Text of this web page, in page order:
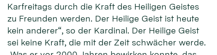
Karfreitags durch die Kraft des Heiligen Geistes
zu Freunden werden. Der Heilige Geist ist heute
kein anderer“, so der Kardinal. Der Heilige Geist
sei keine Kraft, die mit der Zeit schwächer werde.